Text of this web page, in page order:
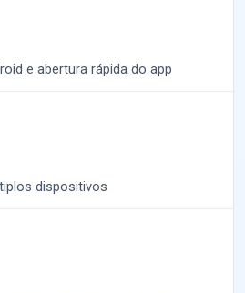
e abertura rápida do app
dispositivos